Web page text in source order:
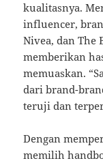
kualitasnya.
influencer,
Nivea, dan The
memberikan
memuaskan.
dari brand-
teruji dan
Dengan
memilih